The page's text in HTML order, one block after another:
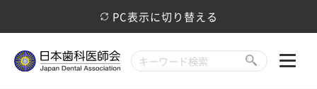
PC表示に切り替える